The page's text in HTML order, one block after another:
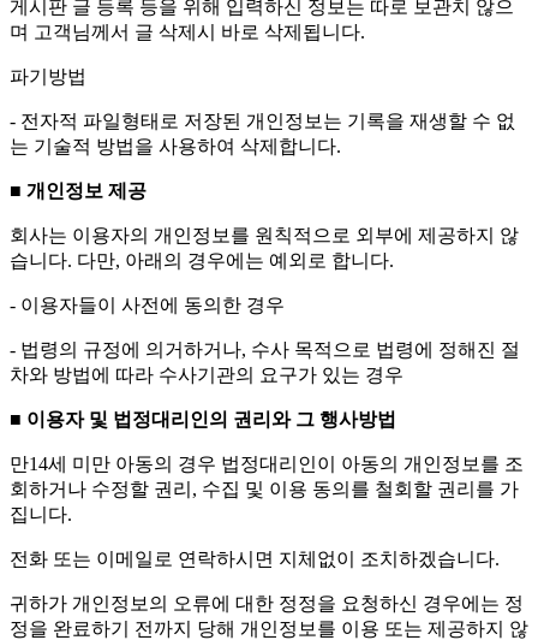
게시판 글 등록 등을 위해 입력하신 정보는 따로 보관치 않으
며 고객님께서 글 삭제시 바로 삭제됩니다.
파기방법
- 전자적 파일형태로 저장된 개인정보는 기록을 재생할 수 없
는 기술적 방법을 사용하여 삭제합니다.
■ 개인정보 제공
회사는 이용자의 개인정보를 원칙적으로 외부에 제공하지 않
습니다. 다만, 아래의 경우에는 예외로 합니다.
- 이용자들이 사전에 동의한 경우
- 법령의 규정에 의거하거나, 수사 목적으로 법령에 정해진 절
차와 방법에 따라 수사기관의 요구가 있는 경우
■ 이용자 및 법정대리인의 권리와 그 행사방법
만14세 미만 아동의 경우 법정대리인이 아동의 개인정보를 조
회하거나 수정할 권리, 수집 및 이용 동의를 철회할 권리를 가
집니다.
전화 또는 이메일로 연락하시면 지체없이 조치하겠습니다.
귀하가 개인정보의 오류에 대한 정정을 요청하신 경우에는 정
정을 완료하기 전까지 당해 개인정보를 이용 또는 제공하지 않